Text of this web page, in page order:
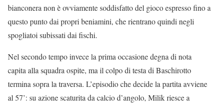
bianconera non è ovviamente soddisfatto del gioco espresso fino a
questo punto dai propri beniamini, che rientrano quindi negli
spogliatoi subissati dai fischi.
Nel secondo tempo invece la prima occasione degna di nota
capita alla squadra ospite, ma il colpo di testa di Baschirotto
termina sopra la traversa. L’episodio che decide la partita avviene
al 57’: su azione scaturita da calcio d’angolo, Milik riesce a